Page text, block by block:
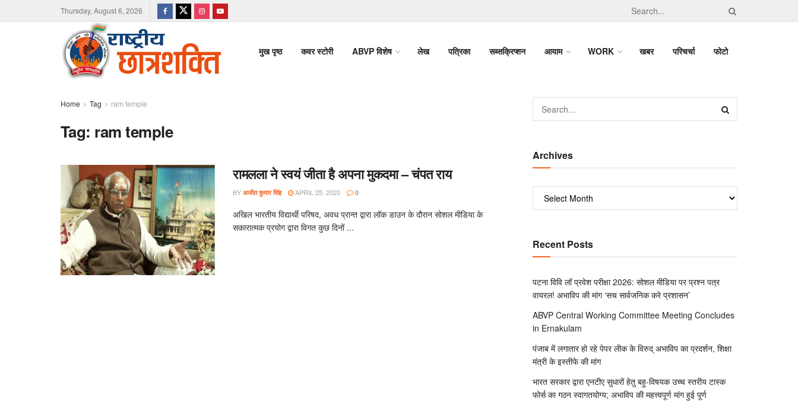
Thursday, August 6, 2026
मुख पृष्ठ कवर स्टोरी ABVP विशेष लेख पत्रिका सब्सक्रिप्शन आयाम WORK खबर परिचर्चा फोटो
Home Tag ram temple
Tag: ram temple
रामलला ने स्वयं जीता है अपना मुकदमा – चंपत राय
BY अजीत कुमार सिंह APRIL 25, 2020 0
अखिल भारतीय विद्यार्थी परिषद, अवध प्रान्त द्वारा लॉक डाउन के दौरान सोशल मीडिया के
सकारात्मक प्रयोग द्वारा विगत कुछ दिनों ...
Archives
Recent Posts
पटना विवि लॉ प्रवेश परीक्षा 2026: सोशल मीडिया पर प्रश्न पत्र
वायरल! अभाविप की मांग ‘सच सार्वजनिक करे प्रशासन’
ABVP Central Working Committee Meeting Concludes
in Ernakulam
पंजाब में लगातार हो रहे पेपर लीक के विरुद् अभाविप का प्रदर्शन, शिक्षा
मंत्री के इस्तीफे की मांग
भारत सरकार द्वारा एनटीए सुधारों हेतु बहु-विषयक उच्च स्तरीय टास्क
फोर्स का गठन स्वागतयोग्य; अभाविप की महत्त्वपूर्ण मांग हुई पूर्ण